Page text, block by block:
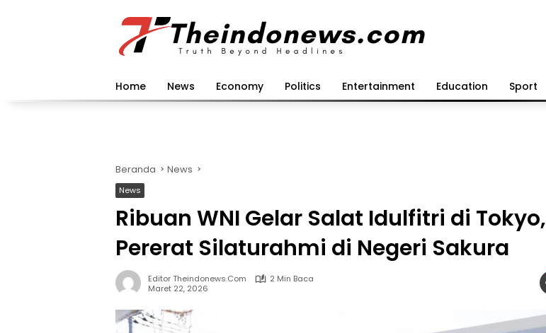
Home News Economy Politics Entertainment Education Sport
Beranda News
News
Ribuan WNI Gelar Salat Idulfitri di Tokyo,
Pererat Silaturahmi di Negeri Sakura
Editor Theindonews.com
2 Min Baca
Maret 22, 2026